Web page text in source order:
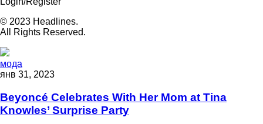
© 2023 Headlines.
All Rights Reserved.
мода
янв 31, 2023
Beyoncé Celebrates With Her Mom at Tina
Knowles’ Surprise Party